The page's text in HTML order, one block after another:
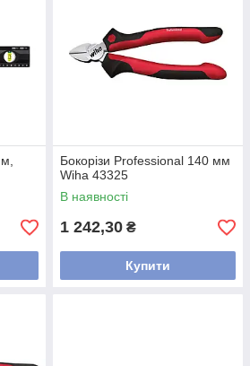
Бокорізи Professional 140 мм
Wiha 43325
В наявності
1 242,30 ₴
Купити